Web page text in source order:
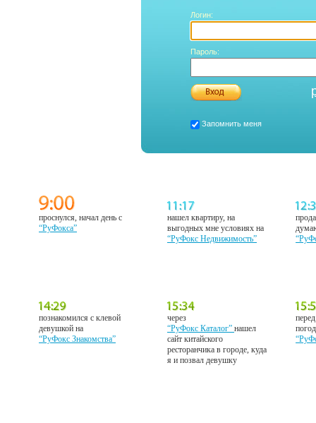
Логин:
Пароль:
Запомнить меня
проснулся, начал день с
“РуФокса”
нашел квартиру, на
выгодных мне условиях на
“РуФокс Недвижимость”
познакомился с клевой
девушкой на
“РуФокс Знакомства”
через
“РуФокс Каталог”нашел
сайт китайского
ресторанчика в городе, куда
я и позвал девушку